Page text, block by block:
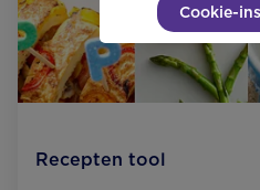
Recepten tool
Cookie-